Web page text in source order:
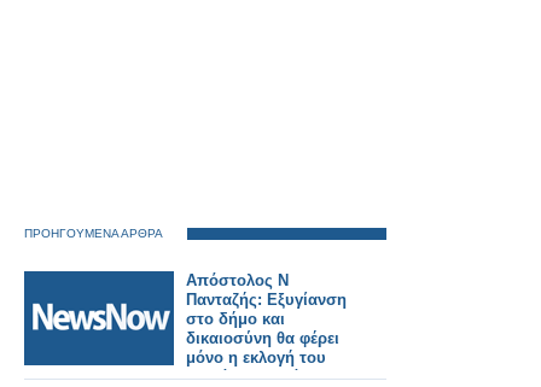
ΠΡΟΗΓΟΥΜΕΝΑ ΑΡΘΡΑ
Απόστολος Ν
Πανταζής: Εξυγίανση
στο δήμο και
δικαιοσύνη θα φέρει
μόνο η εκλογή του
Αλεξάνδρου Σάββα.